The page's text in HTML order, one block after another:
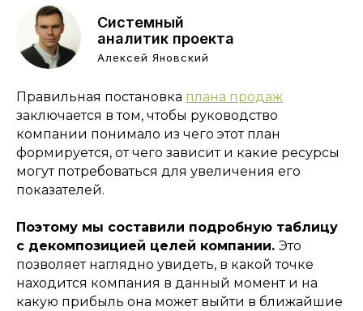
Системный
аналитик проекта
Алексей Яновский
Правильная постановка плана продаж
заключается в том, чтобы руководство
компании понимало из чего этот план
формируется, от чего зависит и какие ресурсы
могут потребоваться для увеличения его
показателей.
Поэтому мы составили подробную таблицу
с декомпозицией целей компании. Это
позволяет наглядно увидеть, в какой точке
находится компания в данный момент и на
какую прибыль она может выйти в ближайшие